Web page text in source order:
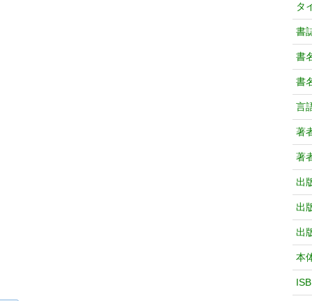
タ
書
書
書
言
著
著
出
出
出
本